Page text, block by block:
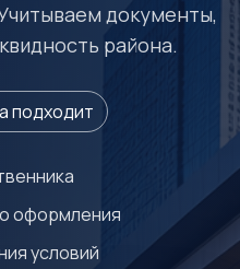
документы,
района.
подходит
оформления
условий